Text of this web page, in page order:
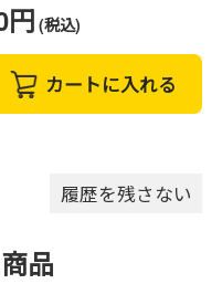
円(税込)
カートに入れる
履歴を残さない
品